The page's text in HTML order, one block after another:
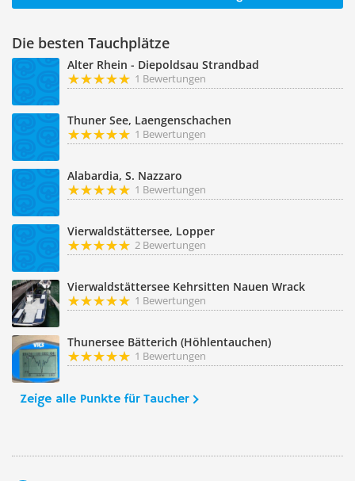
Die besten Tauchplätze
Alter Rhein - Diepoldsau Strandbad
1 Bewertungen
Thuner See, Laengenschachen
1 Bewertungen
Alabardia, S. Nazzaro
1 Bewertungen
Vierwaldstättersee, Lopper
2 Bewertungen
Vierwaldstättersee Kehrsitten Nauen Wrack
1 Bewertungen
Thunersee Bätterich (Höhlentauchen)
1 Bewertungen
Zeige alle Punkte für Taucher